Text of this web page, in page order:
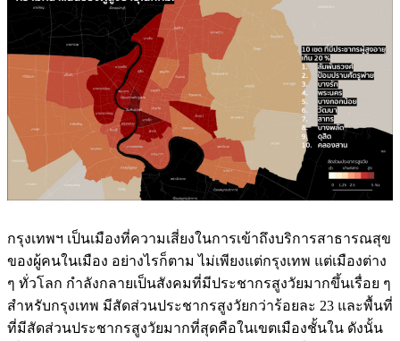
กรุงเทพฯ เป็นเมืองที่ความเสี่ยงในการเข้าถึงบริการสาธารณสุข
ของผู้คนในเมือง อย่างไรก็ตาม ไม่เพียงแต่กรุงเทพ แต่เมืองต่าง
ๆ ทั่วโลก กำลังกลายเป็นสังคมที่มีประชากรสูงวัยมากขึ้นเรื่อย ๆ
สำหรับกรุงเทพ มีสัดส่วนประชากรสูงวัยกว่าร้อยละ 23 และพื้นที่
ที่มีสัดส่วนประชากรสูงวัยมากที่สุดคือในเขตเมืองชั้นใน ดังนั้น